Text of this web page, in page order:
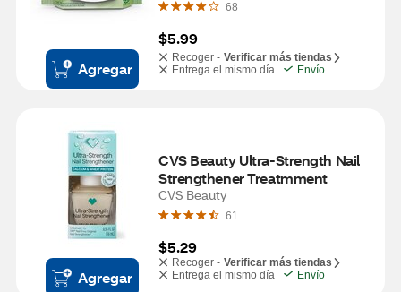
Agregar
68
$5.99
Recoger - Verificar más tiendas
Entrega el mismo día
Envío
Agregar
CVS Beauty Ultra-Strength Nail
Strengthener Treatmment
CVS Beauty
61
$5.29
Recoger - Verificar más tiendas
Entrega el mismo día
Envío